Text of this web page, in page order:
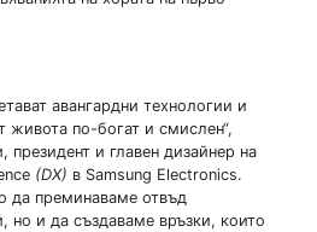
авангардни технологии и
живота по-богат и смислен“,
и главен дизайнер на
(DX) в Samsung Electronics.
да преминаваме отвъд
но и да създаваме връзки, които